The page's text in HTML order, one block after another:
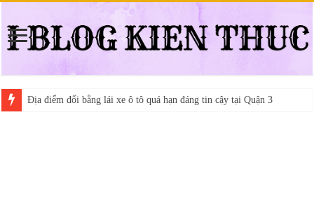
Địa điểm đổi bằng lái xe ô tô quá hạn đáng tin cậy tại Quận 3
Trung tâm nào học thi giấy phép lái xe hạng A (A2 cũ), A1 uy tín tại